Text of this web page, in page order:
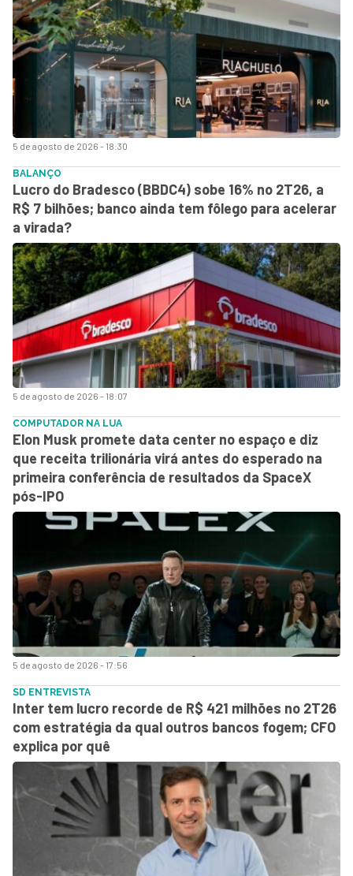
5 de agosto de 2026 - 18:30
5 de agosto de 2026 - 18:07
BALANÇO
Lucro do Bradesco (BBDC4) sobe 16% no 2T26, a
R$ 7 bilhões; banco ainda tem fôlego para acelerar
a virada?
5 de agosto de 2026 - 17:56
COMPUTADOR NA LUA
Elon Musk promete data center no espaço e diz
que receita trilionária virá antes do esperado na
primeira conferência de resultados da SpaceX
pós-IPO
SD ENTREVISTA
Inter tem lucro recorde de R$ 421 milhões no 2T26
com estratégia da qual outros bancos fogem; CFO
explica por quê